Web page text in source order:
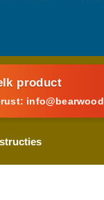
product
info@ bearwood